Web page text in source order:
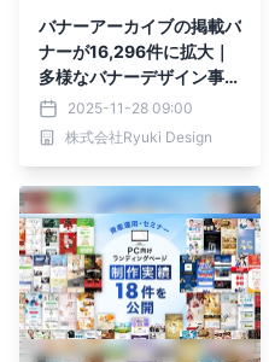
バナーアーカイブの掲載バ
ナーが16,296件に拡大｜
多様なバナーデザイン事例
を継続公開
2025-11-28 09:00
株式会社Ryuki Design